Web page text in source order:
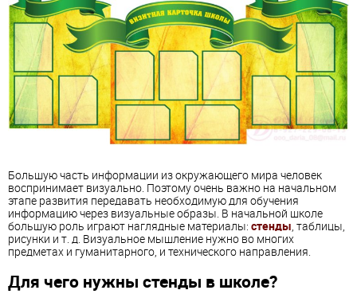
Большую часть информации из окружающего мира человек
воспринимает визуально. Поэтому очень важно на начальном
этапе развития передавать необходимую для обучения
информацию через визуальные образы. В начальной школе
большую роль играют наглядные материалы: стенды, таблицы,
рисунки и т. д. Визуальное мышление нужно во многих
предметах и гуманитарного, и технического направления.
Для чего нужны стенды в школе?